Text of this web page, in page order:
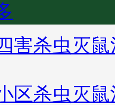
害杀虫灭
区杀虫灭